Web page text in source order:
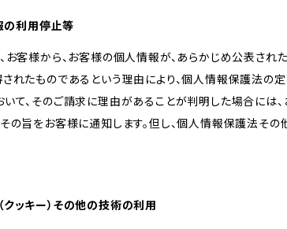
利用停止等
お客様から、お客様の個人情報が、あらかじめ公表さ
れたものであるという理由により、個人情報保護法の
て、そのご請求に理由があることが判明した場合には
その旨をお客様に通知します。但し、個人情報保護法そ
ッキー）その他の技術の利用